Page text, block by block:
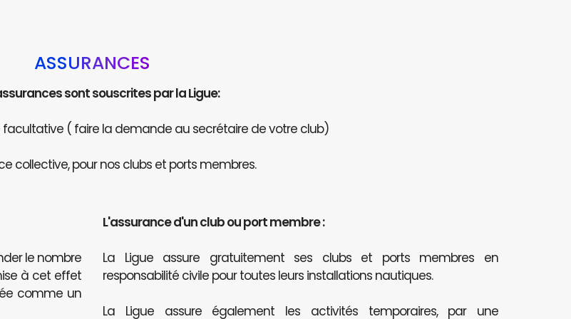
ASSURANCES
sont souscrites par la Ligue:
facultative ( faire la demande au secrétaire de votre club)
collective, pour nos clubs et ports membres.
le nombre
à cet effet
comme un
L'assurance d'un club ou port membre :
La Ligue assure gratuitement ses clubs et ports membres en
responsabilité civile pour toutes leurs installations nautiques.
La Ligue assure également les activités temporaires, par une